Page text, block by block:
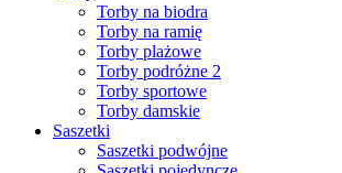
Torby na biodra
Torby na ramię
Torby plażowe
Torby podróżne 2
Torby sportowe
Torby damskie
Saszetki
Saszetki podwójne